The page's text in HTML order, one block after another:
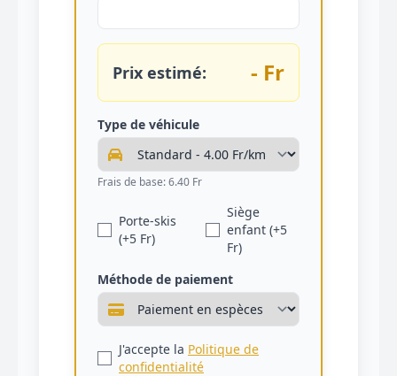
Prix estimé: - Fr
Type de véhicule
Frais de base: 6.40 Fr
Porte-skis
(+5 Fr)
Siège
enfant (+5
Fr)
Méthode de paiement
J'accepte la Politique de
confidentialité